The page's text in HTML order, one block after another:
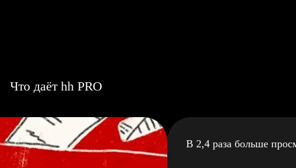
Что даёт hh PRO
В 2,4 раза больше